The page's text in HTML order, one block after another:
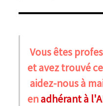
Vous êtes
et avez trouvé
aidez-nous à
enadhérant à